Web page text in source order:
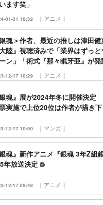
ます笑」
01-31 18:32 ｜アニメ｜
魂＞作者、最近の推しは津田
陸』視聴済みで「業界はずっ
ン」「術式『那々眠牙亜』が発
12-17 10:29 ｜アニメ｜
銀魂』展が2024年冬に開催決定
実施で上位20位は作者が描き
12-17 10:00 ｜マンガ｜
銀魂』新作アニメ『銀魂 3年Z組
年放送決定
12-17 09:48 ｜アニメ｜